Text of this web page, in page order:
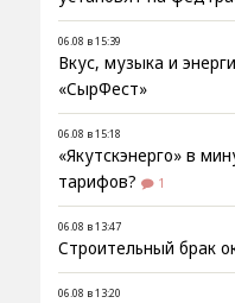
06.08 в 15:39
Вкус, музыка и
«СырФест»
06.08 в 15:18
«Якутскэнерго» в
тарифов?
1
06.08 в 13:47
Строительный брак
06.08 в 13:20